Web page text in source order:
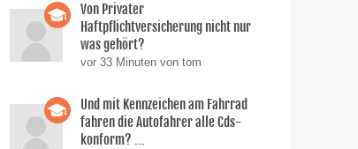
Von Privater
Haftpflichtversicherung nicht nur
was gehört?
vor 33 Minuten von tom
Und mit Kennzeichen am Fahrrad
fahren die Autofahrer alle Cds-
konform? ...